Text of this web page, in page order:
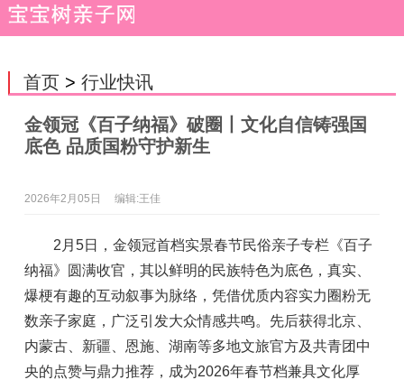
首页> 行业快讯
金领冠《百子纳福》破圈丨文化自信铸强国
底色 品质国粉守护新生
2026年2月05日 编辑:王佳
2月5日，金领冠首档实景春节民俗亲子专栏《百子
纳福》圆满收官，其以鲜明的民族特色为底色，真实、
爆梗有趣的互动叙事为脉络，凭借优质内容实力圈粉无
数亲子家庭，广泛引发大众情感共鸣。先后获得北京、
内蒙古、新疆、恩施、湖南等多地文旅官方及共青团中
央的点赞与鼎力推荐，成为2026年春节档兼具文化厚